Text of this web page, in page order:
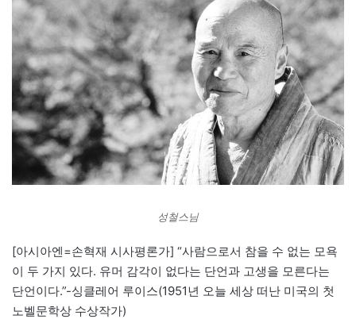
성철스님
[아시아엔=손혁재 시사평론가] “사람으로서 참을 수 없는 모욕
이 두 가지 있다. 유머 감각이 없다는 단언과 고생을 모른다는
단언이다.”-싱클레어 루이스(1951년 오늘 세상 떠난 미국의 첫
노벨문학상 수상작가)